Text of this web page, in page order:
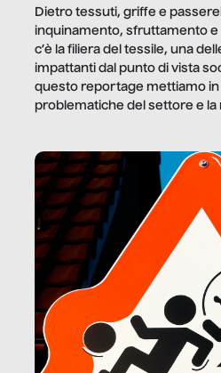
Dietro tessuti, griffe e
inquinamento, sfruttamento e
c’è la filiera del tessile, una
impattanti dal punto di vista
questo reportage mettiamo in
problematiche del settore e la